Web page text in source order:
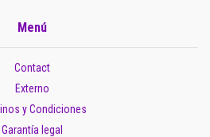
Menú
Contact
Externo
y Condiciones
Garantía legal